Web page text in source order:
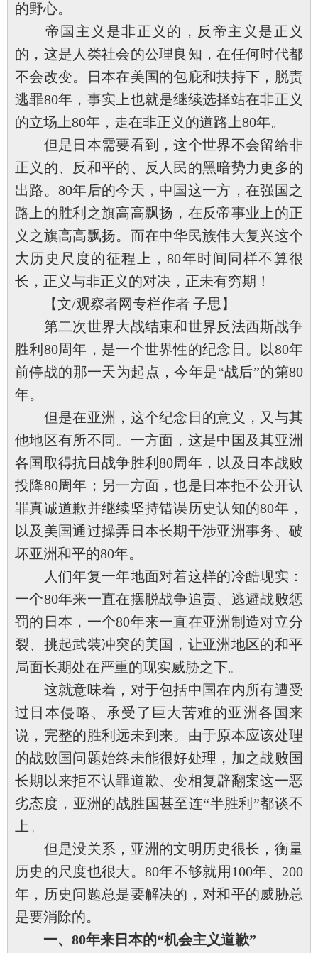
的野心。
帝国主义是非正义的，反帝主义是正义
的，这是人类社会的公理良知，在任何时代都
不会改变。日本在美国的包庇和扶持下，脱责
逃罪80年，事实上也就是继续选择站在非正义
的立场上80年，走在非正义的道路上80年。
但是日本需要看到，这个世界不会留给非
正义的、反和平的、反人民的黑暗势力更多的
出路。80年后的今天，中国这一方，在强国之
路上的胜利之旗高高飘扬，在反帝事业上的正
义之旗高高飘扬。而在中华民族伟大复兴这个
大历史尺度的征程上，80年时间同样不算很
长，正义与非正义的对决，正未有穷期！
【文/观察者网专栏作者 子思】
第二次世界大战结束和世界反法西斯战争
胜利80周年，是一个世界性的纪念日。以80年
前停战的那一天为起点，今年是“战后”的第80
年。
但是在亚洲，这个纪念日的意义，又与其
他地区有所不同。一方面，这是中国及其亚洲
各国取得抗日战争胜利80周年，以及日本战败
投降80周年；另一方面，也是日本拒不公开认
罪真诚道歉并继续坚持错误历史认知的80年，
以及美国通过操弄日本长期干涉亚洲事务、破
坏亚洲和平的80年。
人们年复一年地面对着这样的冷酷现实：
一个80年来一直在摆脱战争追责、逃避战败惩
罚的日本，一个80年来一直在亚洲制造对立分
裂、挑起武装冲突的美国，让亚洲地区的和平
局面长期处在严重的现实威胁之下。
这就意味着，对于包括中国在内所有遭受
过日本侵略、承受了巨大苦难的亚洲各国来
说，完整的胜利远未到来。由于原本应该处理
的战败国问题始终未能很好处理，加之战败国
长期以来拒不认罪道歉、变相复辟翻案这一恶
劣态度，亚洲的战胜国甚至连“半胜利”都谈不
上。
但是没关系，亚洲的文明历史很长，衡量
历史的尺度也很大。80年不够就用100年、200
年，历史问题总是要解决的，对和平的威胁总
是要消除的。
一、80年来日本的“机会主义道歉”